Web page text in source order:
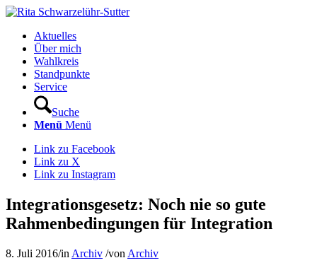
Aktuelles
Über mich
Wahlkreis
Standpunkte
Service
Suche
Menü Menü
Link zu Facebook
Link zu X
Link zu Instagram
Integrationsgesetz: Noch nie so gute
Rahmenbedingungen für Integration
8. Juli 2016/in Archiv /von Archiv